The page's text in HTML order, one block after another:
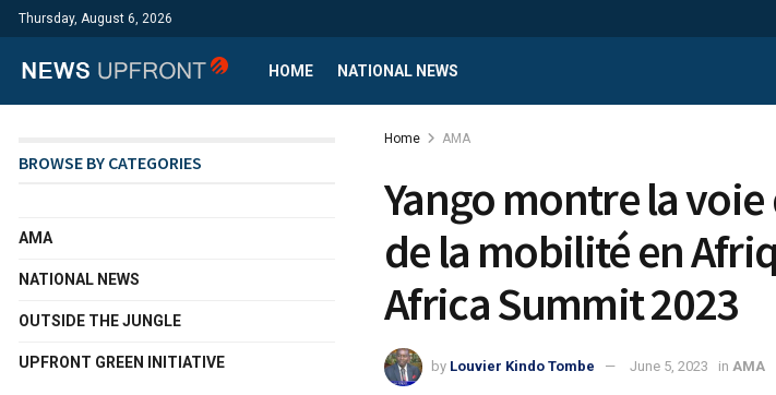
Thursday, August 6, 2026
HOME NATIONAL NEWS
Home AMA
Yango montre la
de la mobilité en
Africa Summit 2023
by Louvier Kindo Tombe June 5, 2023 in AMA
BROWSE BY CATEGORIES
AMA
NATIONAL NEWS
OUTSIDE THE JUNGLE
UPFRONT GREEN INITIATIVE